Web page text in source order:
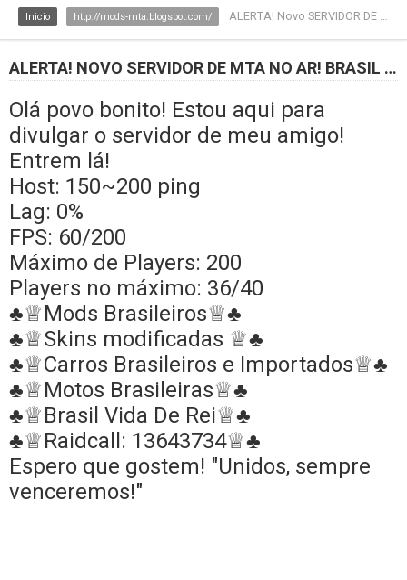
Inicio http://mods-mta.blogspot.com/ ALERTA! Novo SERVIDOR DE MTA NO AR! BRASIL VIDA DE REI!
ALERTA! NOVO SERVIDOR DE MTA NO AR! BRASIL VIDA DE REI!
Olá povo bonito! Estou aqui para
divulgar o servidor de meu amigo!
Entrem lá!
Host: 150~200 ping
Lag: 0%
FPS: 60/200
Máximo de Players: 200
Players no máximo: 36/40
♣♕Mods Brasileiros♕♣
♣♕Skins modificadas ♕♣
♣♕Carros Brasileiros e Importados♕♣
♣♕Motos Brasileiras♕♣
♣♕Brasil Vida De Rei♕♣
♣♕Raidcall: 13643734♕♣
Espero que gostem! "Unidos, sempre
venceremos!"